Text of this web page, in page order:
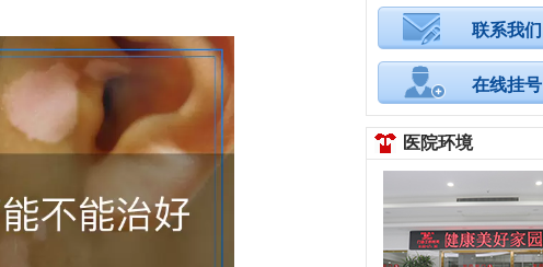
联系我们
在线挂号
医院环境